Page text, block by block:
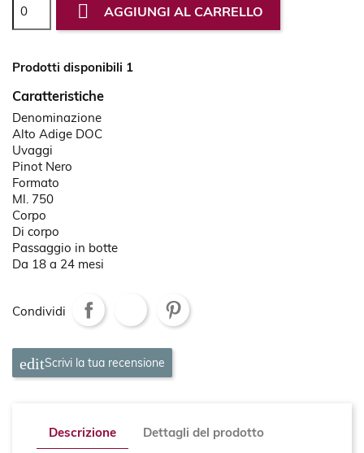
 AGGIUNGI AL CARRELLO
Prodotti disponibili 1
Caratteristiche
Denominazione
Alto Adige DOC
Uvaggi
Pinot Nero
Formato
Ml. 750
Corpo
Di corpo
Passaggio in botte
Da 18 a 24 mesi
Condividi
Scrivi la tua recensione
Descrizione Dettagli del prodotto